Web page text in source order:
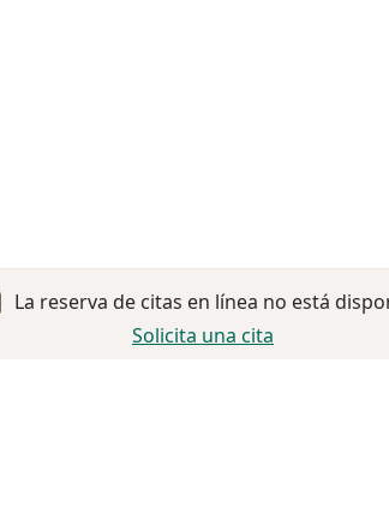
La reserva de citas en línea no está
Solicita una cita